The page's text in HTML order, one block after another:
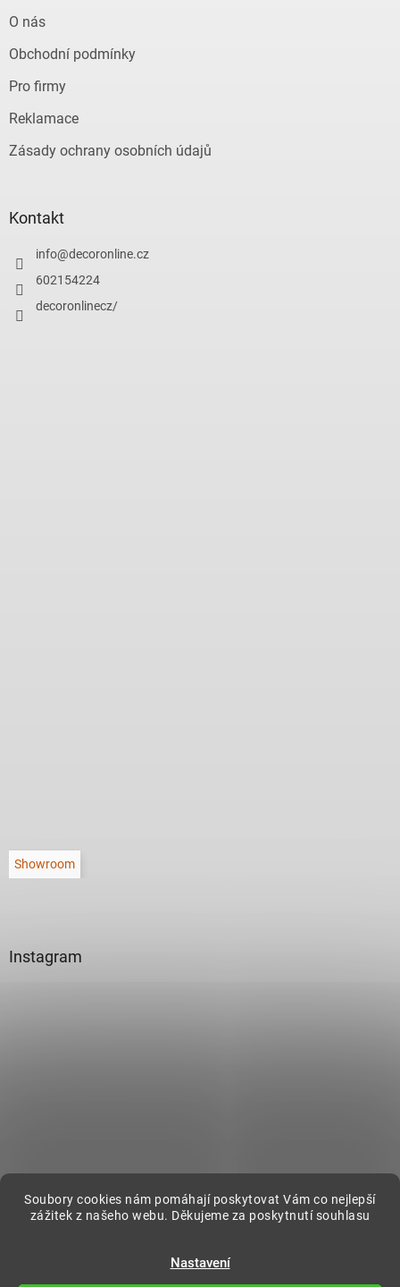
Soubory cookies nám pomáhají poskytovat Vám co nejlepší
zážitek z našeho webu. Děkujeme za poskytnutí souhlasu
Nastavení
O nás
Obchodní podmínky
Pro firmy
Reklamace
Zásady ochrany osobních údajů
Kontakt
info@decoronline.cz
602154224
decoronlinecz/
Showroom
Instagram